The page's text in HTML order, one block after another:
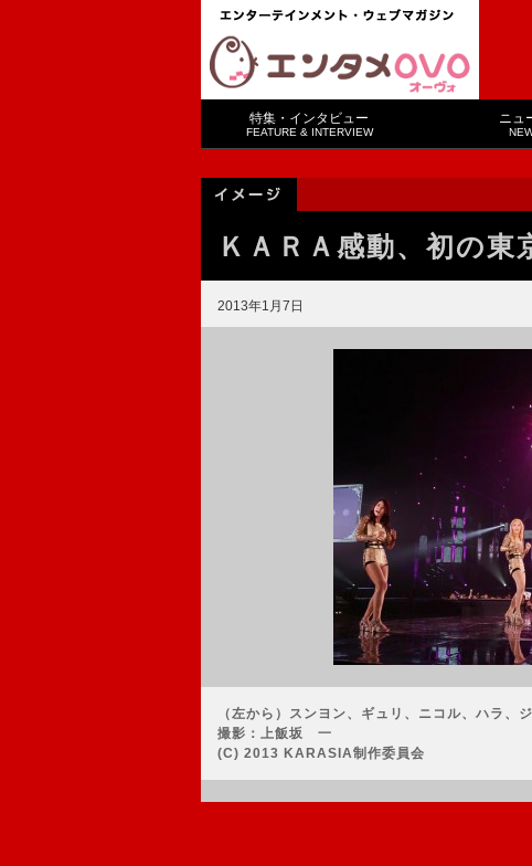
特集・インタビュー
FEATURE & INTERVIEW
ニュ
ＫＡＲＡ感動、初の
2013年1月7日
（左から）スンヨン、ギュリ、ニコル、ハラ、
撮影：上飯坂 一
(C) 2013 KARASIA制作委員会